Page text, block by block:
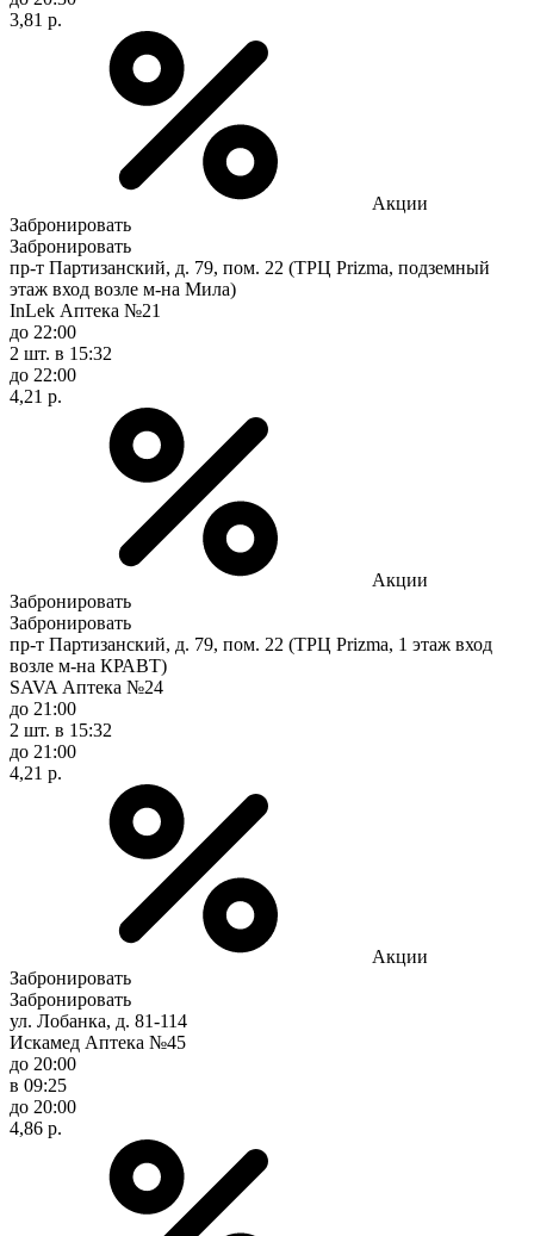
3,81 р.
Акции
Забронировать
Забронировать
пр-т Партизанский, д. 79, пом. 22 (ТРЦ Prizma, подземный
этаж вход возле м-на Мила)
InLek Аптека №21
до 22:00
2 шт. в 15:32
до 22:00
4,21 р.
Акции
Забронировать
Забронировать
пр-т Партизанский, д. 79, пом. 22 (ТРЦ Prizma, 1 этаж вход
возле м-на КРАВТ)
SAVA Аптека №24
до 21:00
2 шт. в 15:32
до 21:00
4,21 р.
Акции
Забронировать
Забронировать
ул. Лобанка, д. 81-114
Искамед Аптека №45
до 20:00
в 09:25
до 20:00
4,86 р.